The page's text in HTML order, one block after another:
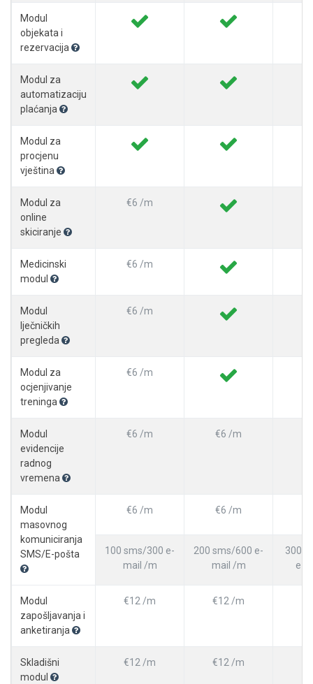
Modul
objekata i
rezervacija
Modul za
automatizaciju
plaćanja
Modul za
procjenu
vještina
Modul za
online
skiciranje
€6 /m
Medicinski
modul
€6 /m
Modul
lječničkih
pregleda
€6 /m
Modul za
ocjenjivanje
treninga
€6 /m
Modul
evidencije
radnog
vremena
€6 /m €6 /m
Modul
masovnog
komuniciranja
SMS/E-pošta
€6 /m €6 /m
100 sms/300 e-
mail /m
200 sms/600 e-
mail /m
300
e-
Modul
zapošljavanja i
anketiranja
€12 /m €12 /m
Skladišni
modul
€12 /m €12 /m